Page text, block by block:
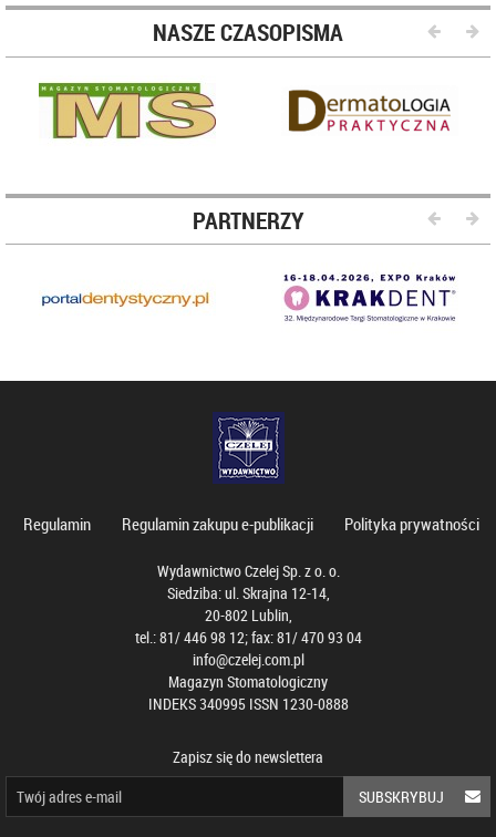
NASZE CZASOPISMA
PARTNERZY
Regulamin Regulamin zakupu e-publikacji Polityka prywatności
Wydawnictwo Czelej Sp. z o. o.
Siedziba: ul. Skrajna 12-14,
20-802 Lublin,
tel.: 81/ 446 98 12; fax: 81/ 470 93 04
info@czelej.com.pl
Magazyn Stomatologiczny
INDEKS 340995 ISSN 1230-0888
Zapisz się do newslettera
SUBSKRYBUJ